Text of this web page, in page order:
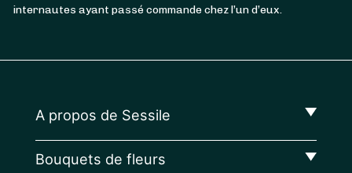
internautes ayant passé commande chez l’un d’eux.
A propos de Sessile
Bouquets de fleurs